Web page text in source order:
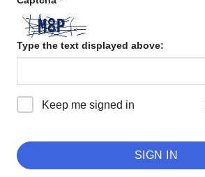
Type the text displayed above:
Keep me signed in
SIGN IN